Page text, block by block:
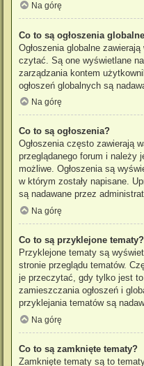
Na górę
Co to są ogłoszenia
Ogłoszenia globalne
czytać. Są one wyświetlane
zarządzania kontem
ogłoszeń globalnych są
Na górę
Co to są ogłoszenia?
Ogłoszenia często zawierają
przeglądanego forum i należy
możliwe. Ogłoszenia są
w którym zostały napisane.
są nadawane przez
Na górę
Co to są przyklejone tematy?
Przyklejone tematy są
stronie przeglądu tematów.
je przeczytać, gdy tylko jest
zamieszczania ogłoszeń i
przyklejania tematów są
Na górę
Co to są zamknięte tematy?
Zamknięte tematy są to